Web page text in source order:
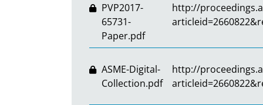
PVP2017-
65731-
Paper.pdf
http://
ASME-Digital-
Collection.pdf
http://